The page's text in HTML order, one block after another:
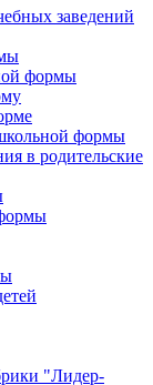
заведений
формы
формы
в родительские
"Лидер-